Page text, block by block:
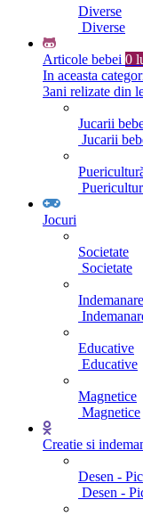
Diverse
Diverse
Articole bebei 0
In aceasta
3ani relizate din
Jucarii
Jucarii
Jocuri
Societate
Societate
Indemanare
Educative
Educative
Magnetice
Magnetice
Creatie si
Desen -
Desen -